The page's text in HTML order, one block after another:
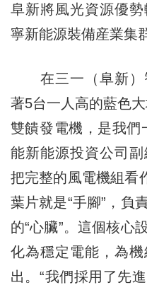
阜新將風光資源優
寧新能源裝備産業集
在三一（阜新）
著5台一人高的藍色
雙饋發電機，是我們
能新能源投資公司
把完整的風電機組看
葉片就是“手腳”，負
的“心臟”。這個核心
化為穩定電能，為
出。“我們採用了先